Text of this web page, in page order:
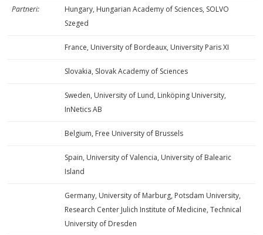
Partneri:
Hungary, Hungarian Academy of Sciences, SOLVO
Szeged
France, University of Bordeaux, University Paris XI
Slovakia, Slovak Academy of Sciences
Sweden, University of Lund, Linköping University,
InNetics AB
Belgium, Free University of Brussels
Spain, University of Valencia, University of Balearic
Island
Germany, University of Marburg, Potsdam University,
Research Center Julich Institute of Medicine, Technical
University of Dresden